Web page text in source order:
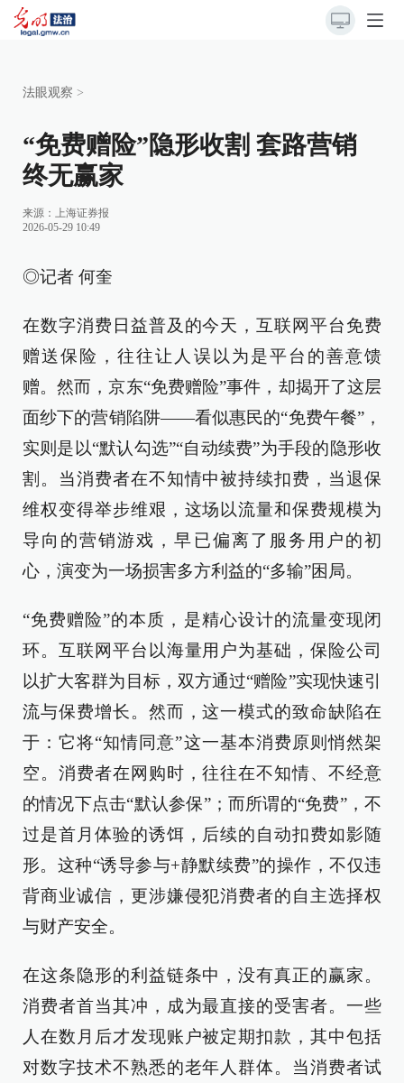
法眼观察 >
“免费赠险”隐形收割 套路营销
终无赢家
来源： 上海证券报
2026-05-29 10:49
◎记者 何奎
在数字消费日益普及的今天，互联网平台免费
赠送保险，往往让人误以为是平台的善意馈
赠。然而，京东“免费赠险”事件，却揭开了这层
面纱下的营销陷阱——看似惠民的“免费午餐”，
实则是以“默认勾选”“自动续费”为手段的隐形收
割。当消费者在不知情中被持续扣费，当退保
维权变得举步维艰，这场以流量和保费规模为
导向的营销游戏，早已偏离了服务用户的初
心，演变为一场损害多方利益的“多输”困局。
“免费赠险”的本质，是精心设计的流量变现闭
环。互联网平台以海量用户为基础，保险公司
以扩大客群为目标，双方通过“赠险”实现快速引
流与保费增长。然而，这一模式的致命缺陷在
于：它将“知情同意”这一基本消费原则悄然架
空。消费者在网购时，往往在不知情、不经意
的情况下点击“默认参保”；而所谓的“免费”，不
过是首月体验的诱饵，后续的自动扣费如影随
形。这种“诱导参与+静默续费”的操作，不仅违
背商业诚信，更涉嫌侵犯消费者的自主选择权
与财产安全。
在这条隐形的利益链条中，没有真正的赢家。
消费者首当其冲，成为最直接的受害者。一些
人在数月后才发现账户被定期扣款，其中包括
对数字技术不熟悉的老年人群体。当消费者试